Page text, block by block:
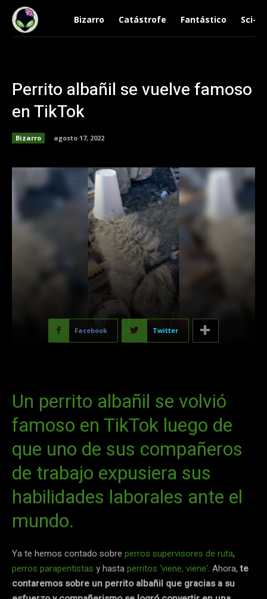
Bizarro Catástrofe Fantástico Sci-Fi
Perrito albañil se vuelve famoso
en TikTok
Bizarro agosto 17, 2022
Facebook Twitter
Un perrito albañil se volvió
famoso en TikTok luego de
que uno de sus compañeros
de trabajo expusiera sus
habilidades laborales ante el
mundo.
Ya te hemos contado sobre perros supervisores de ruta,
perros parapentistas y hastaperritos ‘viene, viene’. Ahora,te
contaremos sobre un perrito albañil que gracias a su